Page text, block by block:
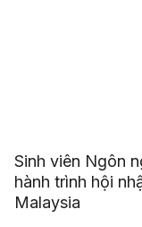
Sinh viên Ngôn
hành trình hội
Malaysia